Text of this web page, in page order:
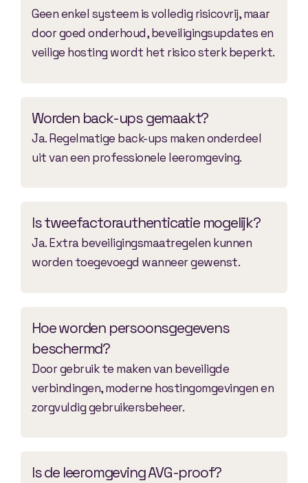
Geen enkel systeem is volledig risicovrij, maar
door goed onderhoud, beveiligingsupdates en
veilige hosting wordt het risico sterk beperkt.
Worden back-ups gemaakt?
Ja. Regelmatige back-ups maken onderdeel
uit van een professionele leeromgeving.
Is tweefactorauthenticatie mogelijk?
Ja. Extra beveiligingsmaatregelen kunnen
worden toegevoegd wanneer gewenst.
Hoe worden persoonsgegevens
beschermd?
Door gebruik te maken van beveiligde
verbindingen, moderne hostingomgevingen en
zorgvuldig gebruikersbeheer.
Is de leeromgeving AVG-proof?